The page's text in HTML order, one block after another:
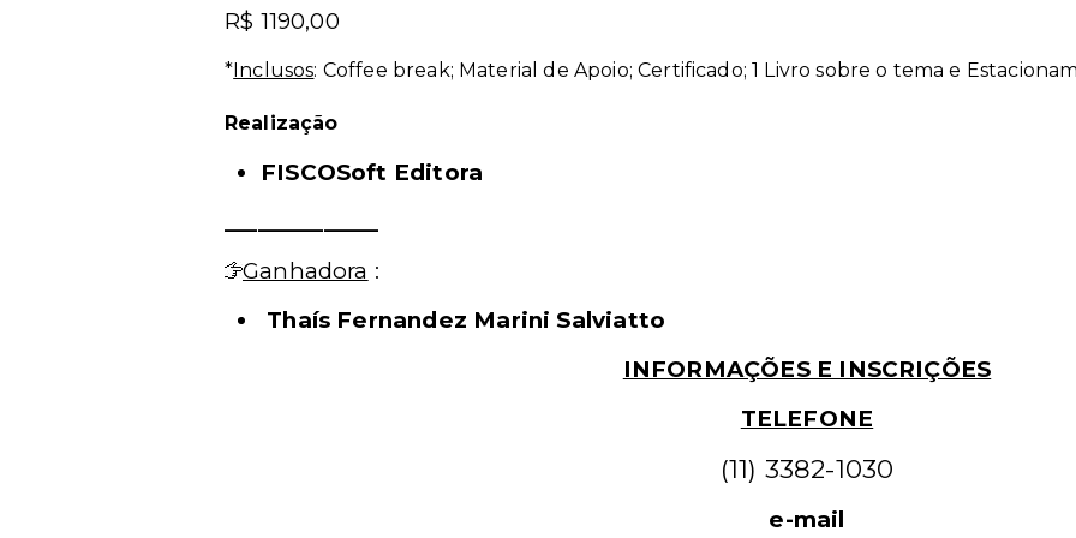
R$ 1190,00
*Inclusos: Coffee break; Material de Apoio; Certificado; 1 Livro sobre o tema e
Realização
FISCOSoft Editora
Ganhadora :
Thaís Fernandez Marini Salviatto
INFORMAÇÕES E INSCRIÇÕES
TELEFONE
(11) 3382-1030
e-mail